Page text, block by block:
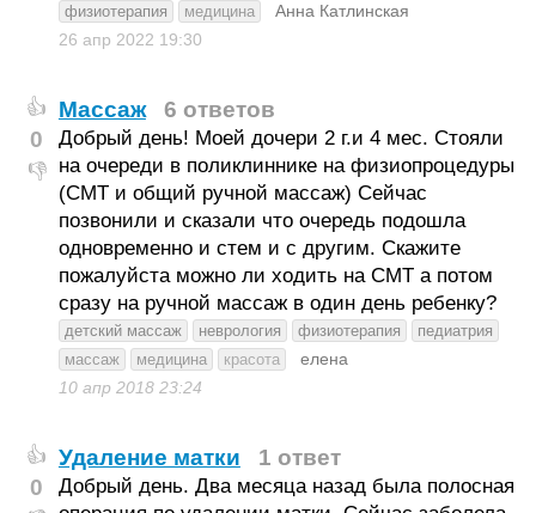
физиотерапия
медицина
Анна Катлинская
26 апр 2022 19:30
👍
0
👎
Массаж 6 ответов
Добрый день! Моей дочери 2 г.и 4 мес. Стояли
на очереди в поликлиннике на физиопроцедуры
(СМТ и общий ручной массаж) Сейчас
позвонили и сказали что очередь подошла
одновременно и стем и с другим. Скажите
пожалуйста можно ли ходить на СМТ а потом
сразу на ручной массаж в один день ребенку?
детский массаж неврология физиотерапия
педиатрия
массаж
медицина красота
елена
10 апр 2018 23:24
👍
0
Удаление матки 1 ответ
Добрый день. Два месяца назад была полосная